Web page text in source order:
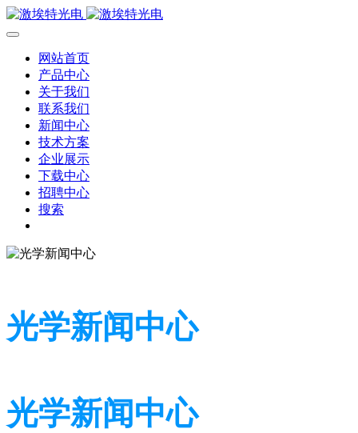
网站首页
产品中心
关于我们
联系我们
新闻中心
技术方案
企业展示
下载中心
招聘中心
搜索
光学新闻中心
光学新闻中心